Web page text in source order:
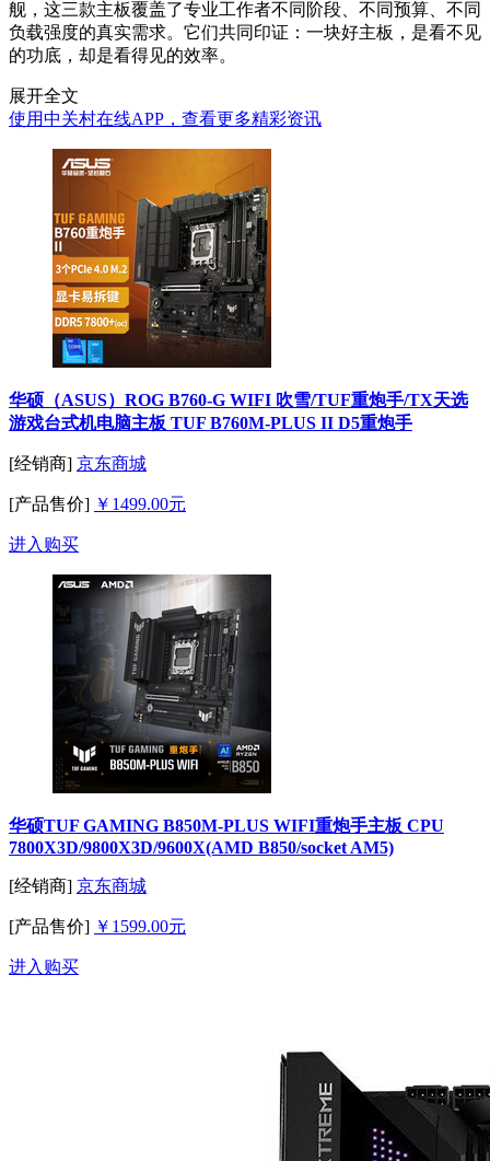
舰，这三款主板覆盖了专业工作者不同阶段、不同预算、不同
负载强度的真实需求。它们共同印证：一块好主板，是看不见
的功底，却是看得见的效率。
展开全文
使用中关村在线APP，查看更多精彩资讯
华硕（ASUS）ROG B760-G WIFI 吹雪/TUF重炮手/TX天选
游戏台式机电脑主板 TUF B760M-PLUS II D5重炮手
[经销商] 京东商城
[产品售价] ￥1499.00元
进入购买
华硕TUF GAMING B850M-PLUS WIFI重炮手主板 CPU
7800X3D/9800X3D/9600X(AMD B850/socket AM5)
[经销商] 京东商城
[产品售价] ￥1599.00元
进入购买